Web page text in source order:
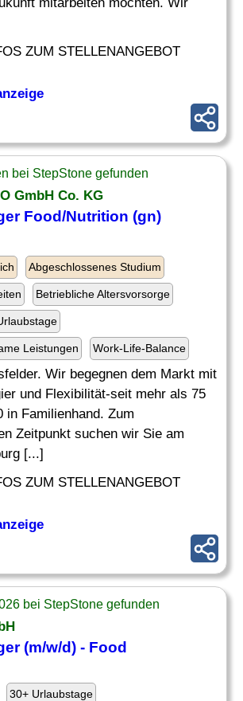
ZUM STELLENANGEBOT
bei StepStone gefunden
GmbH Co. KG
Food/Nutrition (gn)
Abgeschlossenes Studium
Betriebliche Altersvorsorge
Leistungen Work-Life-Balance
Wir begegnen dem Markt mit
und Flexibilität-seit mehr als 75
in Familienhand. Zum
Zeitpunkt suchen wir Sie am
[...]
ZUM STELLENANGEBOT
bei StepStone gefunden
(m/w/d) - Food
30+ Urlaubstage